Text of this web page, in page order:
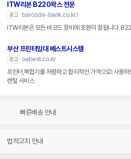
ITW리본 B220왁스 전문
광고
barcode-bank.co.kr/
ITW리본은 모든 바코드 장비에 호환이 잘됩니다.
부산 프린터임대 베스트시스템
광고
oabest.co.kr
프린터,복합기를 저렴하고 합리적인 가격으로! 사용
렌탈 서비스
빠른배송 안내
법적고지 안내